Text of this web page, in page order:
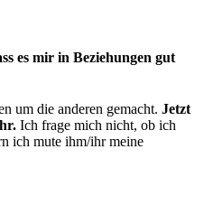
es mir in Beziehungen gut
um die anderen gemacht. Jetzt
Ich frage mich nicht, ob ich
ich mute ihm/ihr meine